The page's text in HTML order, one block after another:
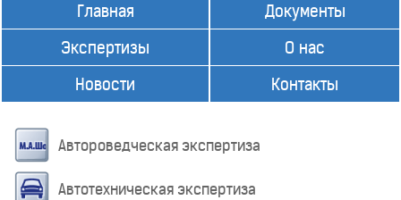
Главная
Экспертизы
Новости
Документы
О нас
Контакты
Автороведческая экспертиза
Автотехническая экспертиза